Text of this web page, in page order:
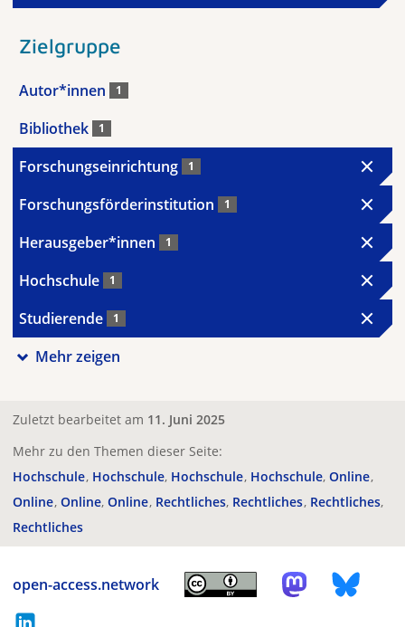
Zielgruppe
Autor*innen 1
Bibliothek 1
Forschungseinrichtung 1
Forschungsförderinstitution 1
Herausgeber*innen 1
Hochschule 1
Studierende 1
Mehr zeigen
Zuletzt bearbeitet am 11. Juni 2025
Mehr zu den Themen dieser Seite:
Hochschule Hochschule Hochschule Hochschule Online
Online Online Online Rechtliches Rechtliches Rechtliches
Rechtliches
open-access.network